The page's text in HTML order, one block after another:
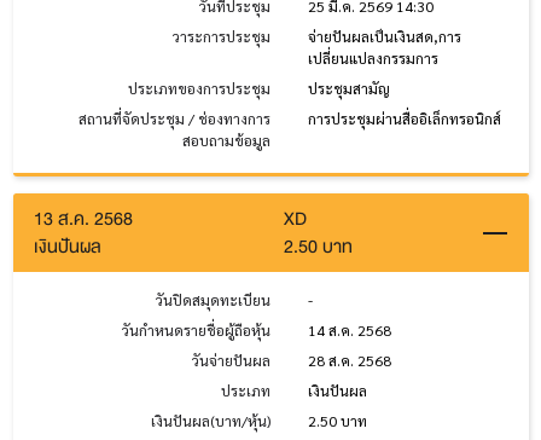
วันที่ประชุม
25 มี.ค. 2569 14:30
วาระการประชุม
จ่ายปันผลเป็นเงินสด,การ
เปลี่ยนแปลงกรรมการ
ประเภทของการประชุม
ประชุมสามัญ
สถานที่จัดประชุม / ช่องทางการ
สอบถามข้อมูล
การประชุมผ่านสื่ออิเล็กทรอนิกส์
13 ส.ค. 2568
XD
เงินปันผล
2.50 บาท
วันปิดสมุดทะเบียน
-
วันกำหนดรายชื่อผู้ถือหุ้น
14 ส.ค. 2568
วันจ่ายปันผล
28 ส.ค. 2568
ประเภท
เงินปันผล
เงินปันผล(บาท/หุ้น)
2.50 บาท